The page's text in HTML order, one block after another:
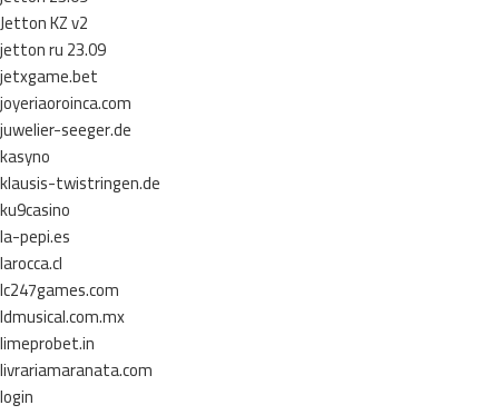
Jetton KZ v2
jetton ru 23.09
jetxgame.bet
joyeriaoroinca.com
juwelier-seeger.de
kasyno
klausis-twistringen.de
ku9casino
la-pepi.es
larocca.cl
lc247games.com
ldmusical.com.mx
limeprobet.in
livrariamaranata.com
login